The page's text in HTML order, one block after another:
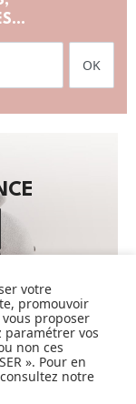
OK
votre
promouvoir
proposer
paramétrer vos
non ces
». Pour en
notre